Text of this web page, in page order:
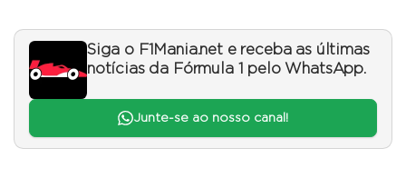
Siga o F1Mania.net e receba as últimas
notícias da Fórmula 1 pelo WhatsApp.
Junte-se ao nosso canal!